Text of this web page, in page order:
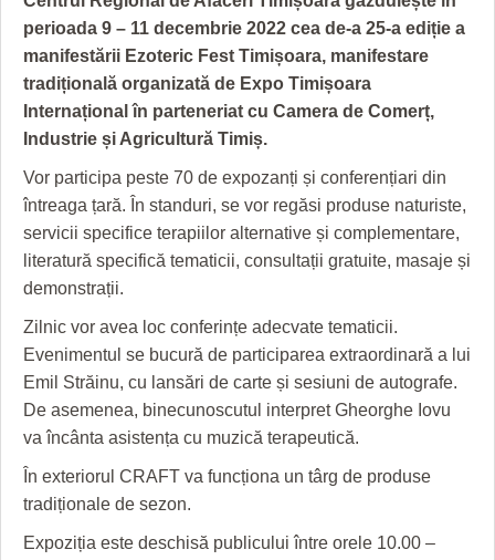
GRĂDINA TAICII DOMNULUI
ZIARISTU’ DE TERASĂ
CU OIŞTEA-N KIERKEGAARD
FINANŢĂRI DE LA A LA Z
PE SURSE
CRONICĂ DE FILM
UNDE MERGEM
FILME DOCUMENTARE
CLIPURI VIDEO
JOCURI ONLINE
ACCIDENTE
ANUNŢURI
INFO SI UTILE
CULTURA
INVATAMANT
JUSTITIE
CLIPURI VIDEO
DIVERSE
HARTA TIMIŞOAREI
LICEE, ŞCOLI ŞI GRĂDINIŢE DIN TIMIŞ
perioada 9 – 11 decembrie 2022 cea de-a 25-a ediție a
manifestării Ezoteric Fest Timișoara, manifestare
tradițională organizată de Expo Timișoara
Internațional în parteneriat cu Camera de Comerț,
Industrie și Agricultură Timiș.
Vor participa peste 70 de expozanți și conferențiari din
întreaga țară. În standuri, se vor regăsi produse naturiste,
servicii specifice terapiilor alternative și complementare,
literatură specifică tematicii, consultații gratuite, masaje și
demonstrații.
Zilnic vor avea loc conferințe adecvate tematicii.
Evenimentul se bucură de participarea extraordinară a lui
Emil Străinu, cu lansări de carte și sesiuni de autografe.
De asemenea, binecunoscutul interpret Gheorghe Iovu
va încânta asistența cu muzică terapeutică.
În exteriorul CRAFT va funcționa un târg de produse
tradiționale de sezon.
Expoziția este deschisă publicului între orele 10.00 –